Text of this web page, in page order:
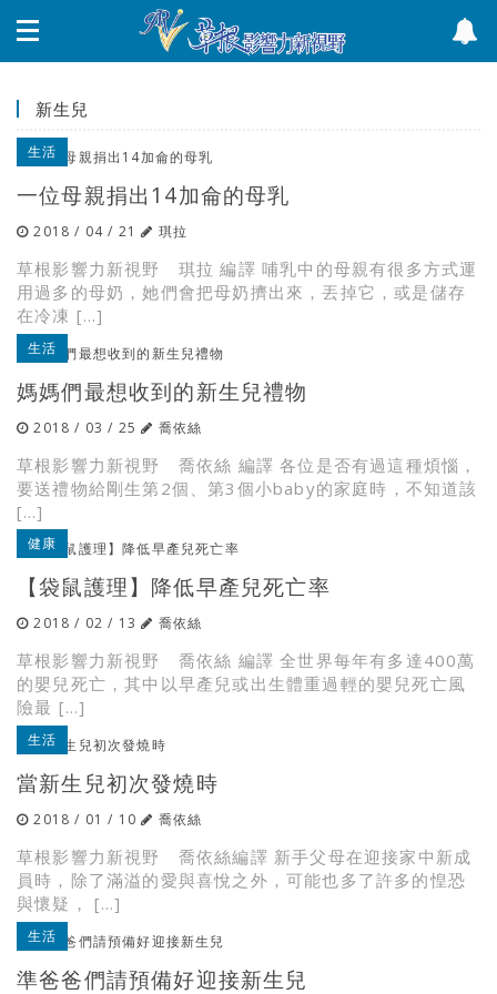
新生兒
生活
一位母親捐出14加侖的母乳
2018 / 04 / 21 琪拉
草根影響力新視野 琪拉 編譯 哺乳中的母親有很多方式運
用過多的母奶，她們會把母奶擠出來，丟掉它，或是儲存
在冷凍 […]
生活
媽媽們最想收到的新生兒禮物
2018 / 03 / 25 喬依絲
草根影響力新視野 喬依絲 編譯 各位是否有過這種煩惱，
要送禮物給剛生第2個、第3個小baby的家庭時，不知道該
[…]
健康
【袋鼠護理】降低早產兒死亡率
2018 / 02 / 13 喬依絲
草根影響力新視野 喬依絲 編譯 全世界每年有多達400萬
的嬰兒死亡，其中以早產兒或出生體重過輕的嬰兒死亡風
險最 […]
生活
當新生兒初次發燒時
2018 / 01 / 10 喬依絲
草根影響力新視野 喬依絲編譯 新手父母在迎接家中新成
員時，除了滿溢的愛與喜悅之外，可能也多了許多的惶恐
與懷疑， […]
生活
準爸爸們請預備好迎接新生兒